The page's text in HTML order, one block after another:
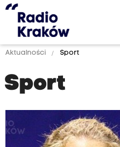
Aktualności Sport
Sport